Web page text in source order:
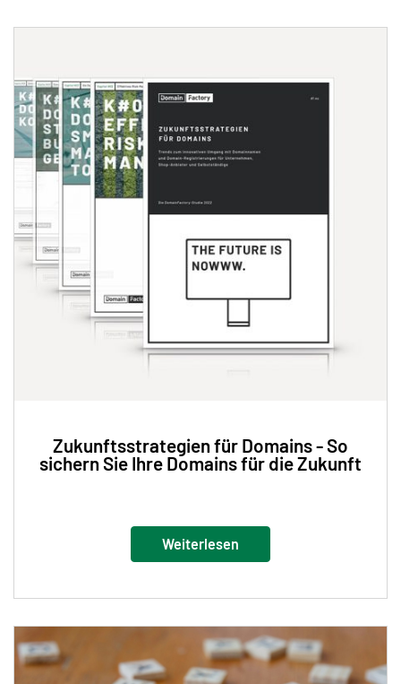
Zukunftsstrategien für Domains - So
sichern Sie Ihre Domains für die Zukunft
Weiterlesen